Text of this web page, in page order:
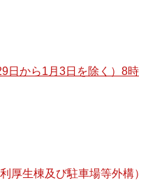
日から1月3日を除く）8時
厚生棟及び駐車場等外構）